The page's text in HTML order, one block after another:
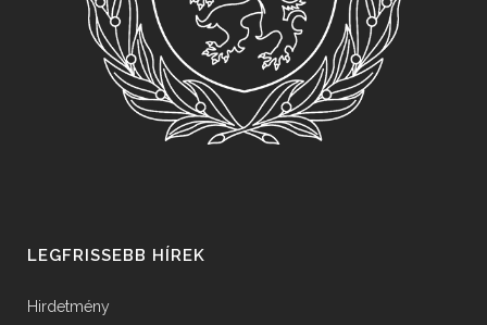
LEGFRISSEBB HÍREK
Hirdetmény